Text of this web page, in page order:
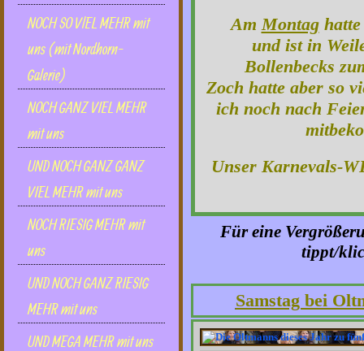
NOCH SO VlEL MEHR mit
uns (mit Nordhorn-
Galerie)
NOCH GANZ VIEL MEHR
mit uns
UND NOCH GANZ GANZ
VIEL MEHR mit uns
NOCH RIESIG MEHR mit
uns
UND NOCH GANZ RIESIG
MEHR mit uns
UND MEGA MEHR mit uns
AmMontaghatte
und ist in
Bollenbecks
Zoch hatte aber so
ich noch nach
Unser Karnevals-
Für eine
tippt/
Samstag bei